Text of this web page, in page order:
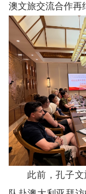
澳文旅交流合作再
此前，孔子